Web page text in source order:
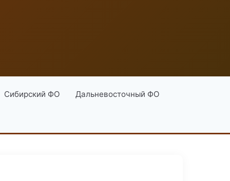
Сибирский ФО Дальневосточный ФО